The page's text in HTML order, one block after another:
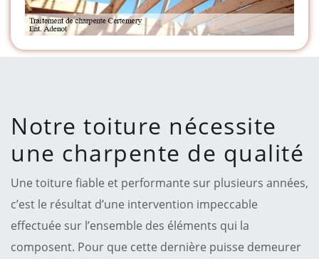
Notre toiture nécessite
une charpente de qualité
Une toiture fiable et performante sur plusieurs années,
c’est le résultat d’une intervention impeccable
effectuée sur l’ensemble des éléments qui la
composent. Pour que cette dernière puisse demeurer